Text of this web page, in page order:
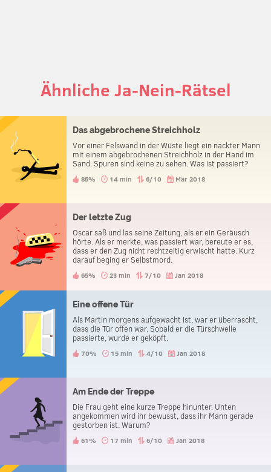
Ähnliche Ja-Nein-Rätsel
Das abgebrochene Streichholz
Vor einer Felswand in der Wüste liegt ein nackter Mann
mit einem abgebrochenen Streichholz in der Hand im
Sand. Spuren sind keine zu sehen. Was ist passiert?
85% 14 min 6/10 Mär 2018
Der letzte Zug
Oscar saß und las seine Zeitung, als er ein Geräusch
hörte. Als er merkte, was passiert war, bereute er es,
dass er den Zug nicht rechtzeitig erwischt hatte. Kurz
darauf beging er Selbstmord.
65% 23 min 7/10 Jan 2018
Eine offene Tür
Als Martin morgens aufgewacht ist, war er überrascht,
dass die Tür offen war. Sobald er die Türschwelle
passierte, wurde er geköpft.
70% 15 min 4/10 Jan 2018
Am Ende der Treppe
Die Frau geht eine kurze Treppe hinunter. Unten
angekommen wird ihr bewusst, dass ihr Mann gerade
gestorben ist. Warum?
61% 17 min 6/10 Jan 2018